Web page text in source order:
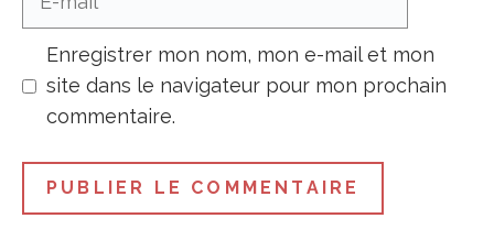
Enregistrer mon nom, mon e-mail et mon
site dans le navigateur pour mon prochain
commentaire.